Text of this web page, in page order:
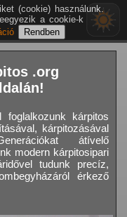
.org
kárpitos
kárpitozásával
átívelő
modern kárpitosipari
tudunk precíz,
érkező
(cookie) használunk.
a cookie-k